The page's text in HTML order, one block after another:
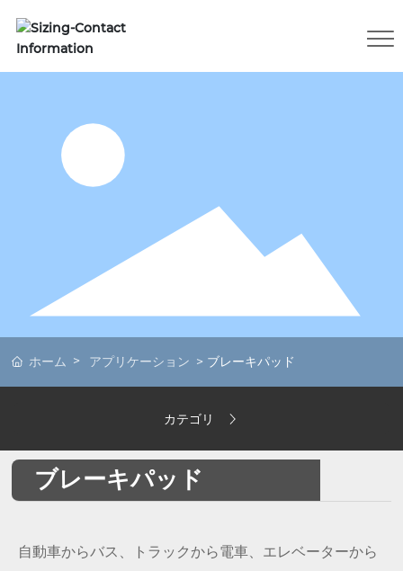
ホーム アプリケーション ブレーキパッド
カテゴリ
ブレーキパッド
自動車からバス、トラックから電車、エレベーターから